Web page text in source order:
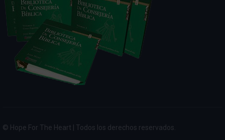
© Hope For The Heart | Todos los derechos reservados.